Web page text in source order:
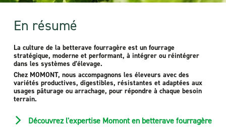
En résumé
La culture de la betterave fourragère est un fourrage
stratégique, moderne et performant, à intégrer ou réintégrer
dans les systèmes d’élevage.
Chez MOMONT, nous accompagnons les éleveurs avec des
variétés productives, digestibles, résistantes et adaptées aux
usages pâturage ou arrachage, pour répondre à chaque besoin
terrain.
Découvrez l'expertise Momont en betterave fourragère